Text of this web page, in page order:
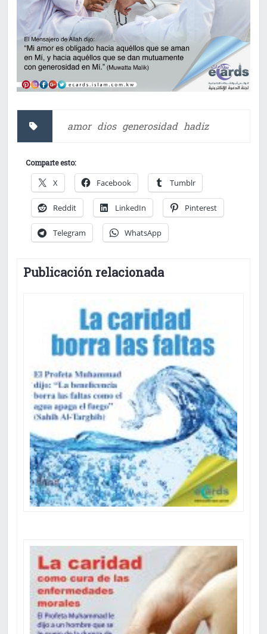
amor dios generosidad hadiz
Comparte esto:
X Facebook Tumblr
Reddit LinkedIn Pinterest
Telegram WhatsApp
Publicación relacionada